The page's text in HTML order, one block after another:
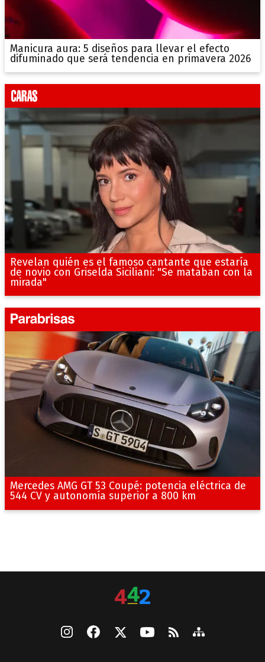
Manicura aura: 5 diseños para llevar el efecto
difuminado que será tendencia en primavera 2026
Revelan quién es el famoso cantante que estaría
de novio con Griselda Siciliani: "Se mataban con la
mirada"
Mercedes AMG GT 53 Coupé: potencia eléctrica de
544 CV y autonomía superior a 800 km